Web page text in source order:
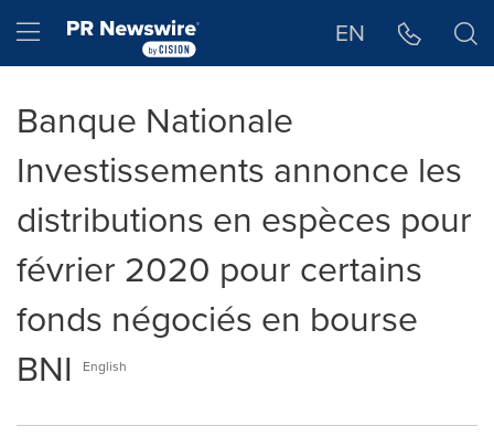
Hamburger menu EN
Banque Nationale
Investissements annonce les
distributions en espèces pour
février 2020 pour certains
fonds négociés en bourse
BNI
English